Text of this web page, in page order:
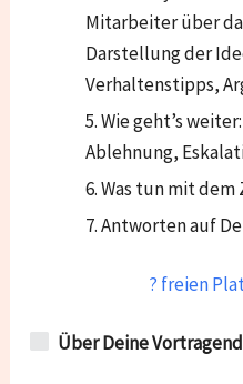
Mitarbeiter über
Darstellung der
Verhaltenstipps,
Wie geht’s
Ablehnung,
Was tun mit dem
Antworten auf
? freien
Über Deine